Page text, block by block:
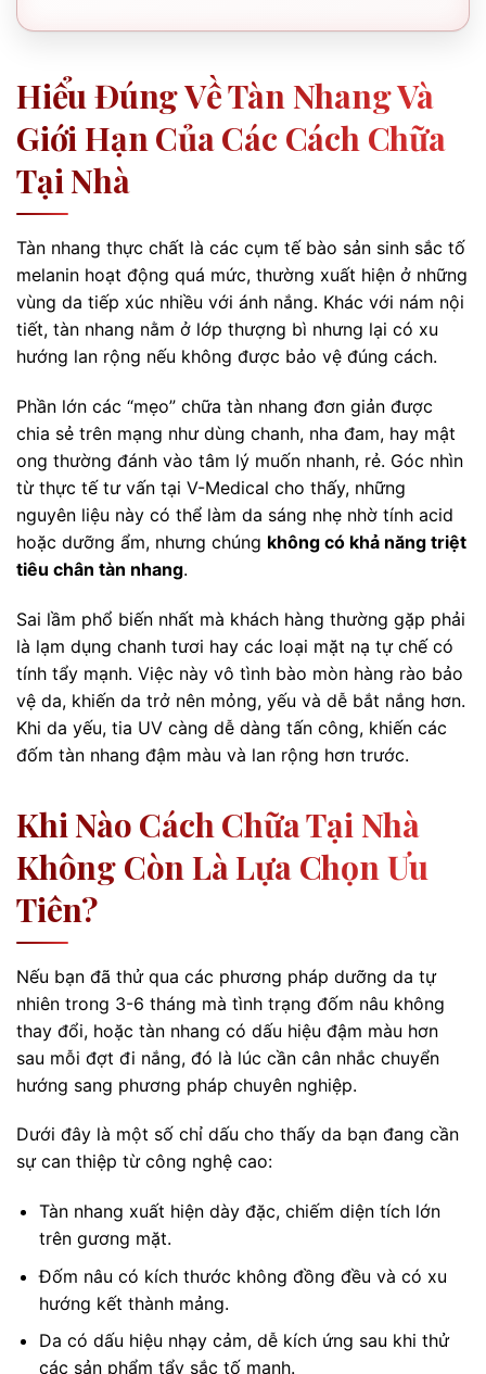
Hiểu Đúng Về Tàn Nhang Và
Giới Hạn Của Các Cách Chữa
Tại Nhà
Tàn nhang thực chất là các cụm tế bào sản sinh sắc tố
melanin hoạt động quá mức, thường xuất hiện ở những
vùng da tiếp xúc nhiều với ánh nắng. Khác với nám nội
tiết, tàn nhang nằm ở lớp thượng bì nhưng lại có xu
hướng lan rộng nếu không được bảo vệ đúng cách.
Phần lớn các “mẹo” chữa tàn nhang đơn giản được
chia sẻ trên mạng như dùng chanh, nha đam, hay mật
ong thường đánh vào tâm lý muốn nhanh, rẻ. Góc nhìn
từ thực tế tư vấn tại V-Medical cho thấy, những
nguyên liệu này có thể làm da sáng nhẹ nhờ tính acid
hoặc dưỡng ẩm, nhưng chúng không có khả năng triệt
tiêu chân tàn nhang.
Sai lầm phổ biến nhất mà khách hàng thường gặp phải
là lạm dụng chanh tươi hay các loại mặt nạ tự chế có
tính tẩy mạnh. Việc này vô tình bào mòn hàng rào bảo
vệ da, khiến da trở nên mỏng, yếu và dễ bắt nắng hơn.
Khi da yếu, tia UV càng dễ dàng tấn công, khiến các
đốm tàn nhang đậm màu và lan rộng hơn trước.
Khi Nào Cách Chữa Tại Nhà
Không Còn Là Lựa Chọn Ưu
Tiên?
Nếu bạn đã thử qua các phương pháp dưỡng da tự
nhiên trong 3-6 tháng mà tình trạng đốm nâu không
thay đổi, hoặc tàn nhang có dấu hiệu đậm màu hơn
sau mỗi đợt đi nắng, đó là lúc cần cân nhắc chuyển
hướng sang phương pháp chuyên nghiệp.
Dưới đây là một số chỉ dấu cho thấy da bạn đang cần
sự can thiệp từ công nghệ cao:
Tàn nhang xuất hiện dày đặc, chiếm diện tích lớn
trên gương mặt.
Đốm nâu có kích thước không đồng đều và có xu
hướng kết thành mảng.
Da có dấu hiệu nhạy cảm, dễ kích ứng sau khi thử
các sản phẩm tẩy sắc tố mạnh.